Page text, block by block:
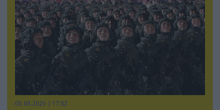
08.08.2026 | 17:02